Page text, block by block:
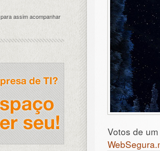
Votos de
para assim acompanhar